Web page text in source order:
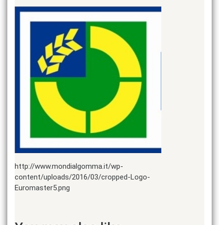
http://www.mondialgomma.it/wp-
content/uploads/2016/03/cropped-Logo-
Euromaster5.png